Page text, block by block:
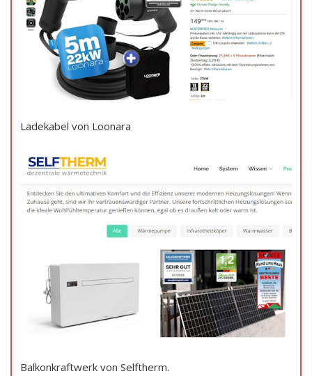
Ladekabel von Loonara
Balkonkraftwerk von Selftherm.